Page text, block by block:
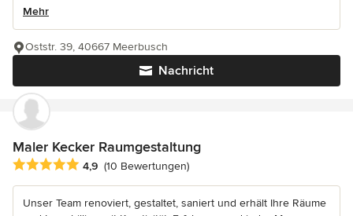
Mehr
Nachricht
Oststr. 39, 40667 Meerbusch
Maler Kecker Raumgestaltung
Durchschnittliche Bewertung: 4.9 von 5 Sternen
4,9 (10 Bewertungen)
Unser Team renoviert, gestaltet, saniert und erhält Ihre Räume